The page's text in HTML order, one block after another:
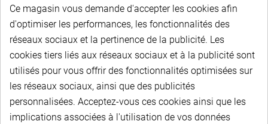
Largeur 6 mm - Longueur prim. 270 mm - 90 dents
Description du produit
Ce magasin vous demande d'accepter les cookies afin
d'optimiser les performances, les fonctionnalités des
réseaux sociaux et la pertinence de la publicité. Les
cookies tiers liés aux réseaux sociaux et à la publicité sont
utilisés pour vous offrir des fonctionnalités optimisées sur
les réseaux sociaux, ainsi que des publicités
personnalisées. Acceptez-vous ces cookies ainsi que les
implications associées à l'utilisation de vos données